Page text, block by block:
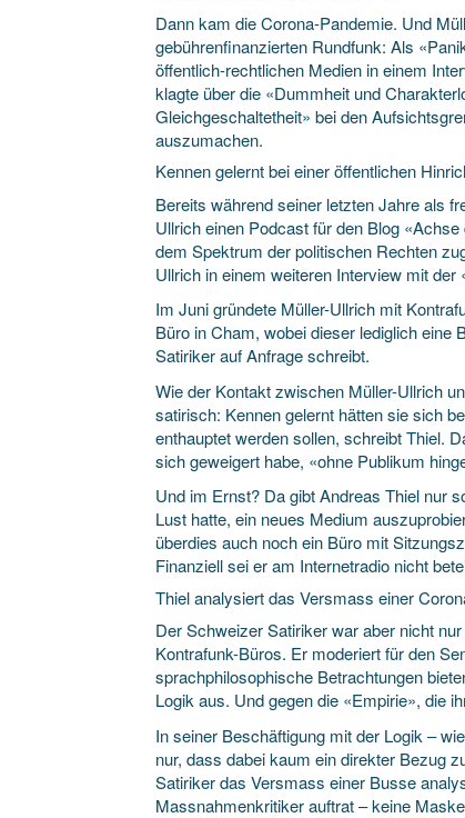
Dann kam die Corona-Pandemie. Und
gebührenfinanzierten Rundfunk: Als
öffentlich-rechtlichen Medien in einem
klagte über die «Dummheit und
Gleichgeschaltetheit» bei den
auszumachen.
Kennen gelernt bei einer öffentlichen
Bereits während seiner letzten Jahre als
Ullrich einen Podcast für den Blog
dem Spektrum der politischen Rechten
Ullrich in einem weiteren Interview mit
Im Juni gründete Müller-Ullrich mit
Büro in Cham, wobei dieser lediglich eine
Satiriker auf Anfrage schreibt.
Wie der Kontakt zwischen Müller-Ullrich
satirisch: Kennen gelernt hätten sie sich
enthauptet werden sollen, schreibt Thiel.
sich geweigert habe, «ohne Publikum
Und im Ernst? Da gibt Andreas Thiel nur
Lust hatte, ein neues Medium
überdies auch noch ein Büro mit
Finanziell sei er am Internetradio nicht
Thiel analysiert das Versmass einer
Der Schweizer Satiriker war aber nicht
Kontrafunk-Büros. Er moderiert für den
sprachphilosophische Betrachtungen
Logik aus. Und gegen die «Empirie», die
In seiner Beschäftigung mit der Logik –
nur, dass dabei kaum ein direkter Bezug
Satiriker das Versmass einer Busse
Massnahmenkritiker auftrat – keine